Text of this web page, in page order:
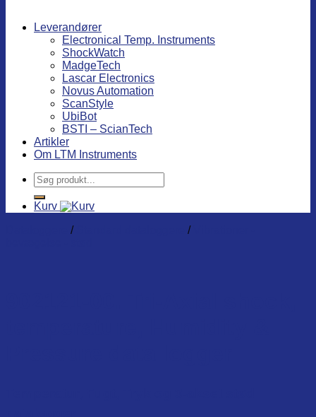
Leverandører
Electronical Temp. Instruments
ShockWatch
MadgeTech
Lascar Electronics
Novus Automation
ScanStyle
UbiBot
BSTI – ScianTech
Artikler
Om LTM Instruments
Søg
efter:
Kurv
/ /